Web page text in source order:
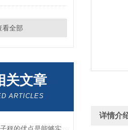
看全部
关文章
ARTICLES
详情介